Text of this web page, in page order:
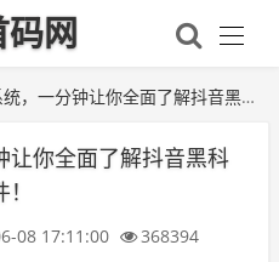
网
让你全面了解抖音黑科技直播间挂铁涨粉丝软件！
让你全面了解抖音黑科
08 17:11:00 368394